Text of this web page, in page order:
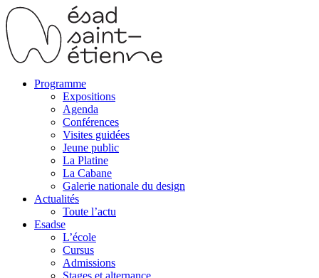
Programme
Expositions
Agenda
Conférences
Visites guidées
Jeune public
La Platine
La Cabane
Galerie nationale du design
Actualités
Toute l’actu
Esadse
L’école
Cursus
Admissions
Stages et alternance